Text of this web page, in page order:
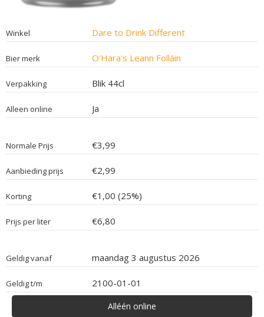
Winkel Dare to Drink Different
Bier merk O'Hara's Leann Folláin
Verpakking Blik 44cl
Alleen online Ja
Normale Prijs €3,99
Aanbieding prijs €2,99
Korting €1,00 (25%)
Prijs per liter €6,80
Geldig vanaf maandag 3 augustus 2026
Geldig t/m 2100-01-01
Alléén online